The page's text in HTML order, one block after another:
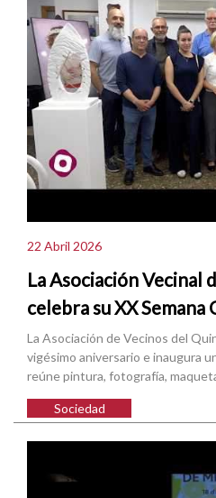
22 Abril 2026
La Asociación
celebra su XX Semana
La Asociación de Vecinos del
vigésimo aniversario e inaugura
reúne pintura, fotografía,
Sociedad